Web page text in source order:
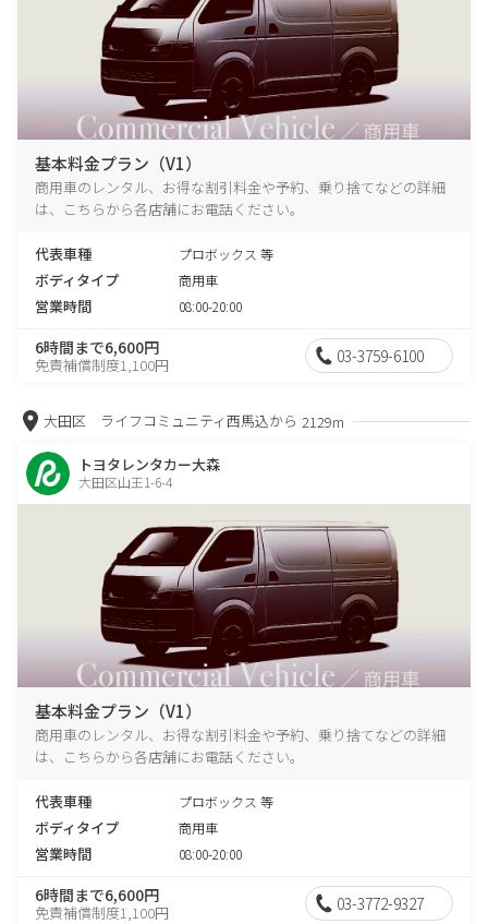
基本料金プラン（V1）
商用車のレンタル、お得な割引料金や予約、乗り捨てなどの詳細
は、こちらから各店舗にお電話ください。
代表車種 プロボックス 等
ボディタイプ 商用車
営業時間 08:00-20:00
6時間まで6,600円
免責補償制度1,100円 03-3759-6100
大田区 ライフコミュニティ西馬込から 2129m
トヨタレンタカー大森
大田区山王1-6-4
基本料金プラン（V1）
商用車のレンタル、お得な割引料金や予約、乗り捨てなどの詳細
は、こちらから各店舗にお電話ください。
代表車種 プロボックス 等
ボディタイプ 商用車
営業時間 08:00-20:00
6時間まで6,600円
免責補償制度1,100円 03-3772-9327